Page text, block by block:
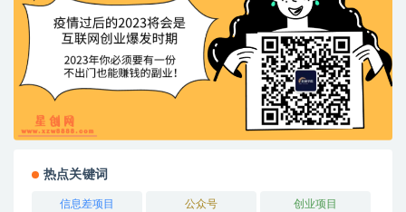
热点关键词
信息差项目 公众号 创业项目